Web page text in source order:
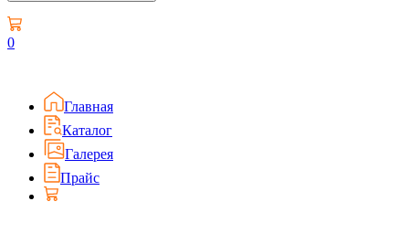
0
Главная
Каталог
Галерея
Прайс